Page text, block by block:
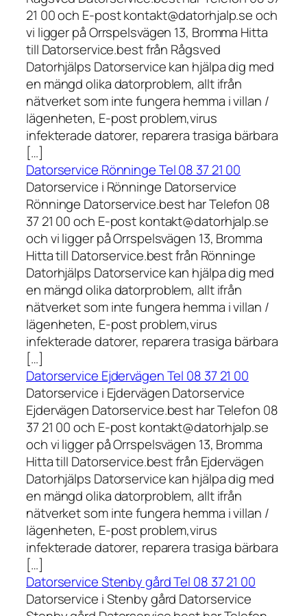
21 00 och E-post kontakt@datorhjalp.se och
vi ligger på Orrspelsvägen 13, Bromma Hitta
till Datorservice.best från Rågsved
Datorhjälps Datorservice kan hjälpa dig med
en mängd olika datorproblem, allt ifrån
nätverket som inte fungera hemma i villan /
lägenheten, E-post problem,virus
infekterade datorer, reparera trasiga bärbara
[…]
Datorservice Rönninge Tel 08 37 21 00
Datorservice i Rönninge Datorservice
Rönninge Datorservice.best har Telefon 08
37 21 00 och E-post kontakt@datorhjalp.se
och vi ligger på Orrspelsvägen 13, Bromma
Hitta till Datorservice.best från Rönninge
Datorhjälps Datorservice kan hjälpa dig med
en mängd olika datorproblem, allt ifrån
nätverket som inte fungera hemma i villan /
lägenheten, E-post problem,virus
infekterade datorer, reparera trasiga bärbara
[…]
Datorservice Ejdervägen Tel 08 37 21 00
Datorservice i Ejdervägen Datorservice
Ejdervägen Datorservice.best har Telefon 08
37 21 00 och E-post kontakt@datorhjalp.se
och vi ligger på Orrspelsvägen 13, Bromma
Hitta till Datorservice.best från Ejdervägen
Datorhjälps Datorservice kan hjälpa dig med
en mängd olika datorproblem, allt ifrån
nätverket som inte fungera hemma i villan /
lägenheten, E-post problem,virus
infekterade datorer, reparera trasiga bärbara
[…]
Datorservice Stenby gård Tel 08 37 21 00
Datorservice i Stenby gård Datorservice